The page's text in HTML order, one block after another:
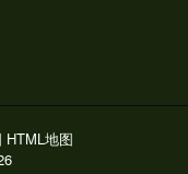
HTML地图